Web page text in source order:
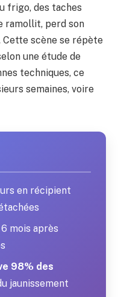
frigo, des taches
ramollit, perd son
scène se répète
une étude de
techniques, ce
semaines, voire
en récipient
6 mois après
98% des
jaunissement